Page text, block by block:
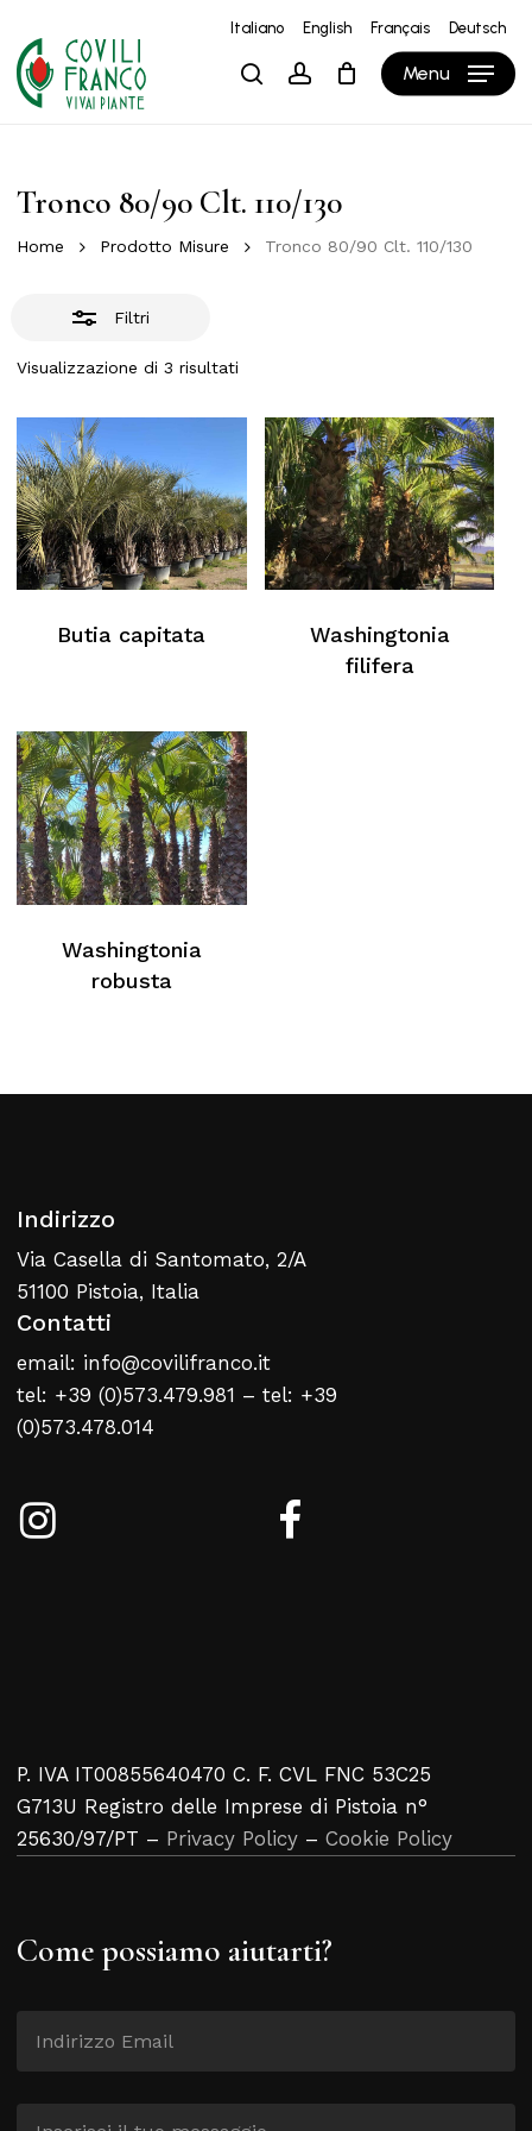
main
content
Italiano English Français Deutsch
searchaccount Menu
Carrello Close
Cart
Nessun prodotto nel carrello
Tronco 80/90 Clt. 110/130
Home Prodotto Misure Tronco 80/90 Clt. 110/130
Filtri
Visualizzazione di 3 risultati
Close
Filters
Butia capitata
Washingtonia
filifera
Washingtonia
robusta
Indirizzo
Via Casella di Santomato, 2/A
51100 Pistoia, Italia
Contatti
email: info@covilifranco.it
tel: +39 (0)573.479.981 – tel: +39
(0)573.478.014
P. IVA IT00855640470 C. F. CVL FNC 53C25
G713U Registro delle Imprese di Pistoia n°
25630/97/PT – Privacy Policy – Cookie Policy
Come possiamo aiutarti?